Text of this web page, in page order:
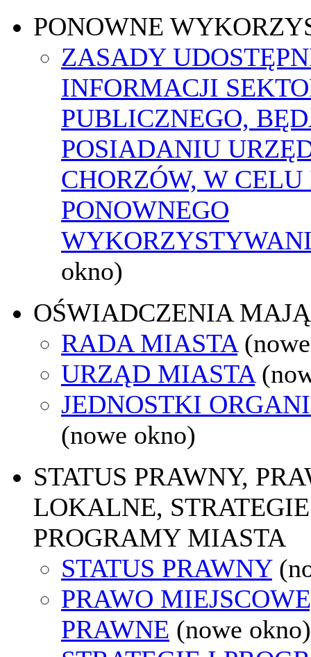
PONOWNE
ZASADY
INFORMACJI
PUBLICZNEGO,
POSIADANIU
CHORZÓW, W
PONOWNEGO
okno)
OŚWIADCZENIA
RADA MIASTA
URZĄD MIASTA
JEDNOSTKI
(nowe okno)
STATUS PRAWNY,
LOKALNE,
PROGRAMY MIASTA
STATUS PRAWNY
PRAWO
PRAWNE (nowe okno)